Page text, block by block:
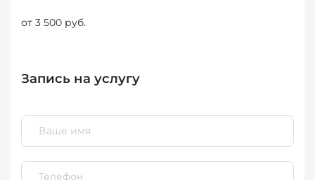
от 3 500 руб.
Запись на услугу